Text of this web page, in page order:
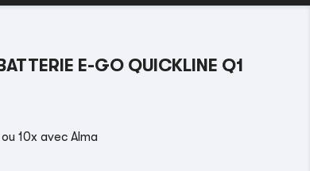
E-GO QUICKLINE Q1
10x avec Alma